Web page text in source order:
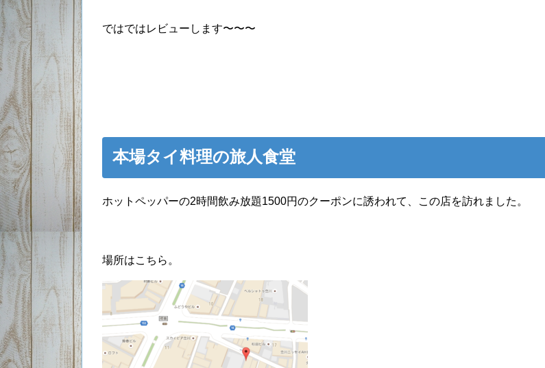
ではではレビューします〜〜〜
本場タイ料理の旅人食堂
ホットペッパーの2時間飲み放題1500円のクーポンに誘われて、この店を訪れました。
場所はこちら。